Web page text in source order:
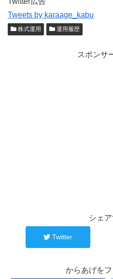
Tweets by karaage_kabu
株式運用 運用履歴
スポンサ
シェ
Twitter
からあげを